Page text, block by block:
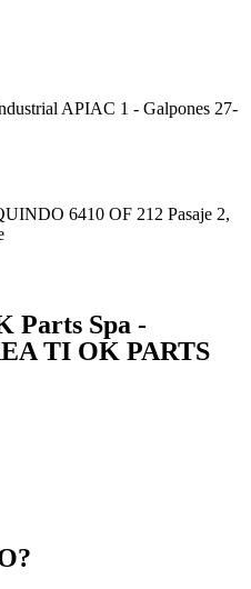
APIAC 1 - Galpones 27-
6410 OF 212 Pasaje 2,
Parts Spa -
TI OK PARTS